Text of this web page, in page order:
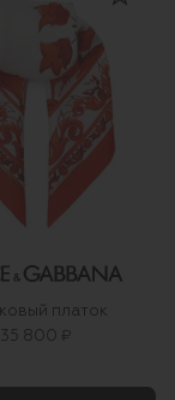
платок
35 800 ₽